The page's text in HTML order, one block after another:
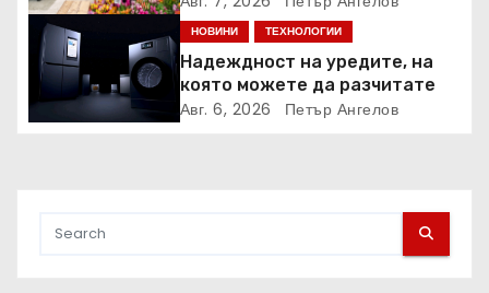
най-добрите супермаркети в
Европа
НОВИНИ ТЕХНОЛОГИИ
Надеждност на уредите, на
която можете да разчитате
Авг. 6, 2026 Петър Ангелов